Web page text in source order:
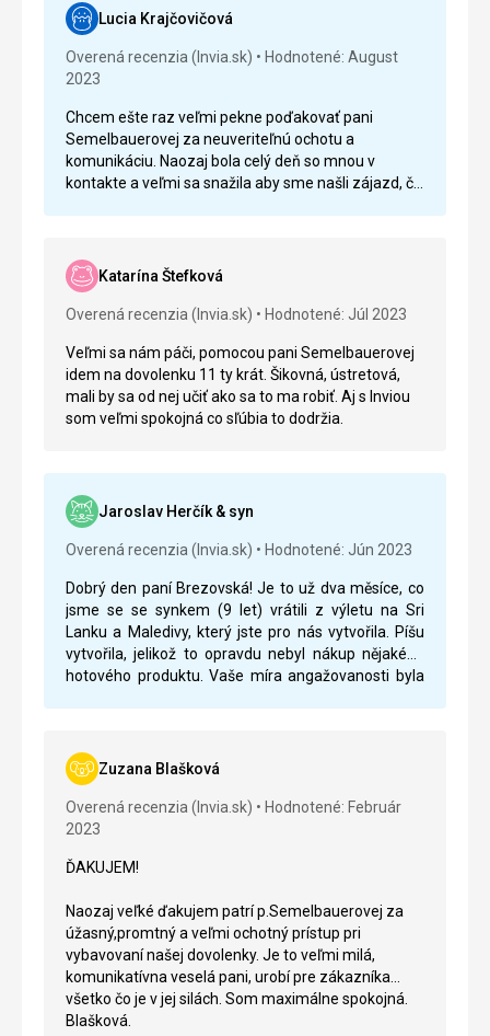
Lucia Krajčovičová
Overená recenzia (Invia.sk)
Hodnotené: August
2023
Chcem ešte raz veľmi pekne poďakovať pani
Semelbauerovej za neuveriteľnú ochotu a
komunikáciu. Naozaj bola celý deň so mnou v
kontakte a veľmi sa snažila aby sme našli zájazd, čo
Katarína Štefková
Overená recenzia (Invia.sk) Hodnotené: Júl 2023
Veľmi sa nám páči, pomocou pani Semelbauerovej
idem na dovolenku 11 ty krát. Šikovná, ústretová,
mali by sa od nej učiť ako sa to ma robiť. Aj s Inviou
som veľmi spokojná co sľúbia to dodržia.
Jaroslav Herčík & syn
Overená recenzia (Invia.sk) Hodnotené: Jún 2023
Dobrý den paní Brezovská! Je to už dva měsíce, co
jsme se se synkem (9 let) vrátili z výletu na Sri
Lanku a Maledivy, který jste pro nás vytvořila. Píšu
vytvořila, jelikož to opravdu nebyl nákup nějakého
hotového produktu. Vaše míra angažovanosti byla
dobrou nabídku. Byla za tím spousta snahy a
komunikace z Vaší strany a výsledkem byl výlet
postavený prakticky na míru. Úžasné bylo vidět, jak
na všechny moje dotazy a požadavky odpovídáte
obchodník a tohle byl koncert. Musím říct, že cena
koruny. Vše klaplo na výtečnou, jak bylo domluveno
a jako obrovský bonus pro nás byl náš průvodce a
řidič na Sri Lance. S nimi (Honza a Sesil) jsme se po
celou dobu cítili jako opravdu VIP. Jejich péče o naše
(zejména synovo) pohodlí byla naprosto, ale
naprosto nadstandardní. Procestoval jsem relativně
Zuzana Blašková
Overená recenzia (Invia.sk)
Hodnotené: Február
2023
ĎAKUJEM!
Naozaj veľké ďakujem patrí p.Semelbauerovej za
úžasný,promtný a veľmi ochotný prístup pri
vybavovaní našej dovolenky. Je to veľmi milá,
komunikatívna veselá pani, urobí pre zákazníka
všetko čo je v jej silách. Som maximálne spokojná.
Blašková.